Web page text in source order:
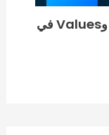
ما هي Selectors وProperties وValues في